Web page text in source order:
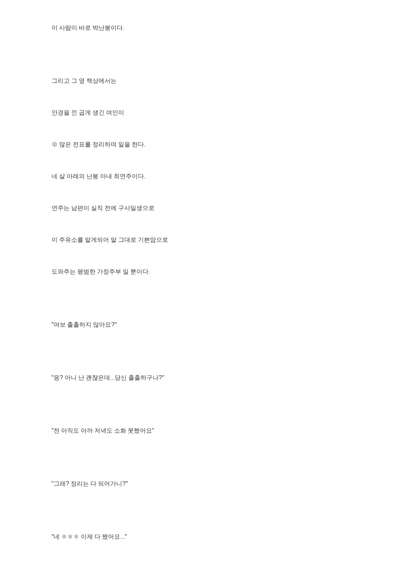
이 사람이 바로 박난봉이다.
그리고 그 옆 책상에서는
안경을 낀 곱게 생긴 여인이
수 많은 전표를 정리하며 일을 한다.
네 살 아래의 난봉 아내 최연주이다.
연주는 남편이 실직 전에 구사일생으로
이 주유소를 맡게되어 말 그대로 기쁜맘으로
도와주는 평범한 가정주부 일 뿐이다.
"여보 출출하지 않아요?"
"응? 아니 난 괜챦은데...당신 출출하구나?"
"전 아직도 아까 저녁도 소화 못했어요"
"그래? 정리는 다 되어가니?"
"네 ㅎㅎㅎ 이제 다 됐어요..."